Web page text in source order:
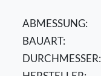
ABMESSUNG:
BAUART:
DURCHMESSER: